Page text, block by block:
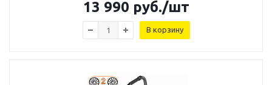
13 990 руб./шт
В корзину